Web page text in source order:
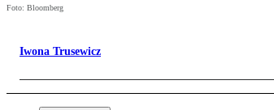
Foto: Bloomberg
Iwona Trusewicz